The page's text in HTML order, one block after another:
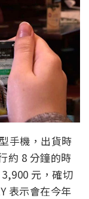
手機，出貨時
約 8 分鐘的時
元，確切
表示會在今年